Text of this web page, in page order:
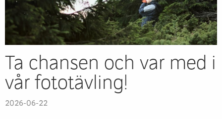
Ta chansen och var med i
vår fototävling!
2026-06-22